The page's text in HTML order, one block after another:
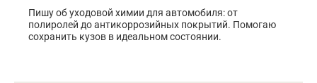
Пишу об уходовой химии для автомобиля: от
полиролей до антикоррозийных покрытий. Помогаю
сохранить кузов в идеальном состоянии.